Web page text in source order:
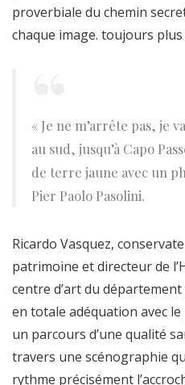
proverbiale du chemin
chaque image. toujours plus
« Je ne m’arrête pas, je
au sud, jusqu’à Capo
de terre jaune avec un
Pier Paolo Pasolini.
Ricardo Vasquez,
patrimoine et directeur de
centre d’art du département
en totale adéquation avec
un parcours d’une qualité
travers une scénographie
rythme précisément